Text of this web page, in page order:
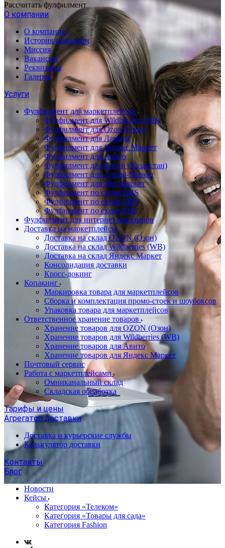
Рассчитать фулфилмент
О компании
О компании
История компании
Миссия
Вакансии
Реквизиты
Галерея
Услуги
Фулфилмент для маркетплейсов
Фулфилмент для Wildberries (WB)
Фулфилмент для Ozon (Озон)
Фулфилмент для Ламода
Фулфилмент для Яндекс Маркет
Фулфилмент для Авито
Фулфилмент для Каспи (Казахстан)
Фулфилмент для Альфа-Маркет
Фулфилмент для Мегамаркет
Фулфилмент по схеме DBS
Фулфилмент по схеме FBO
Фулфилмент по схеме FBS
Фулфилмент для интернет-магазинов
Доставка на маркетплейсы
Доставка на склад OZON (Озон)
Доставка на склад Wildberries (WB)
Доставка на склад Яндекс Маркет
Консолидация доставки
Кросс-докинг
Копакинг
Маркировка товара для маркетплейсов
Сборка и комплектация промо-стоек и шоубоксов
Упаковка товара для маркетплейсов
Ответственное хранение товаров
Хранение товаров для OZON (Озон)
Хранение товаров для Wildberries (WB)
Хранение товаров для Авито
Хранение товаров для Яндекс Маркет
Почтовый сервис
Работа с маркетплейсами
Омниканальный склад
Складская обработка
Тарифы и цены
Агрегатор доставки
Доставка и курьерские службы
Калькулятор доставки
Контакты
Блог
Новости
Кейсы
Категория «Телеком»
Категория «Товары для сада»
Категория Fashion